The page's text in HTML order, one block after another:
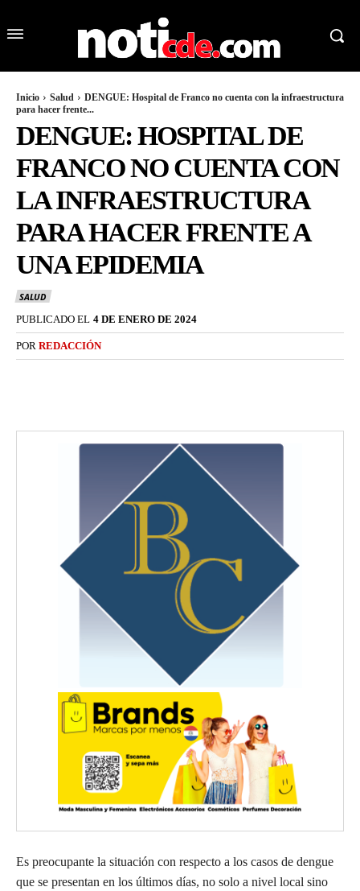
Inicio Salud
DENGUE: Hospital de Franco no cuenta con la infraestructura
para hacer frente...
DENGUE: HOSPITAL DE
FRANCO NO CUENTA CON
LA INFRAESTRUCTURA
PARA HACER FRENTE A
UNA EPIDEMIA
SALUD
PUBLICADO EL 4 DE ENERO DE 2024
POR REDACCIÓN
Es preocupante la situación con respecto a los casos de dengue
que se presentan en los últimos días, no solo a nivel local sino